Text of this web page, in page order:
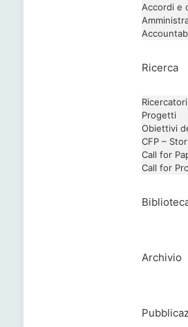
Accordi e
Ricerca
Ricercatori
Progetti
Obiettivi
CFP –
Call for
Call for
Archivio